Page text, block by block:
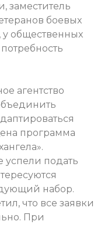
заместитель
боевых
общественных
агентство
программа
успели подать
набор.
что все заявки
При